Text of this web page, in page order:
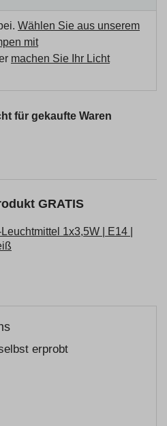
Wählen Sie aus unserem
mit
machen Sie Ihr Licht
für gekaufte Waren
GRATIS
1x3,5W | E14 |
erprobt